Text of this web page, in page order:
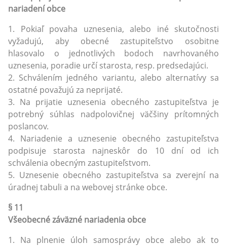
nariadení obce
1. Pokiaľ povaha uznesenia, alebo iné skutočnosti
vyžadujú, aby obecné zastupiteľstvo osobitne
hlasovalo o jednotlivých bodoch navrhovaného
uznesenia, poradie určí starosta, resp. predsedajúci.
2. Schválením jedného variantu, alebo alternatívy sa
ostatné považujú za neprijaté.
3. Na prijatie uznesenia obecného zastupiteľstva je
potrebný súhlas nadpolovičnej väčšiny prítomných
poslancov.
4. Nariadenie a uznesenie obecného zastupiteľstva
podpisuje starosta najneskôr do 10 dní od ich
schválenia obecným zastupiteľstvom.
5. Uznesenie obecného zastupiteľstva sa zverejní na
úradnej tabuli a na webovej stránke obce.
§ 11
Všeobecné záväzné nariadenia obce
1. Na plnenie úloh samosprávy obce alebo ak to